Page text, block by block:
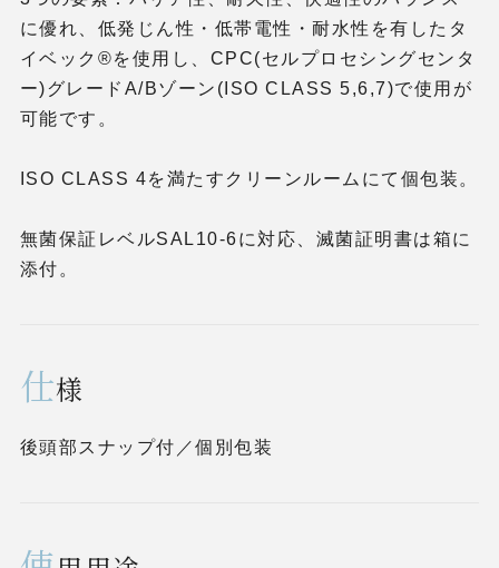
に優れ、低発じん性・低帯電性・耐水性を有したタ
イベック®を使用し、CPC(セルプロセシングセンタ
ー)グレードA/Bゾーン(ISO CLASS 5,6,7)で使用が
可能です。
ISO CLASS 4を満たすクリーンルームにて個包装。
無菌保証レベルSAL10-6に対応、滅菌証明書は箱に
添付。
仕様
後頭部スナップ付／個別包装